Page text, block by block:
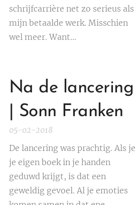
schrijfcarrière net zo serieus als
mijn betaalde werk. Misschien
wel meer. Want...
Na de lancering
| Sonn Franken
05-02-2018
De lancering was prachtig. Als je
je eigen boek in je handen
geduwd krijgt, is dat een
geweldig gevoel. Al je emoties